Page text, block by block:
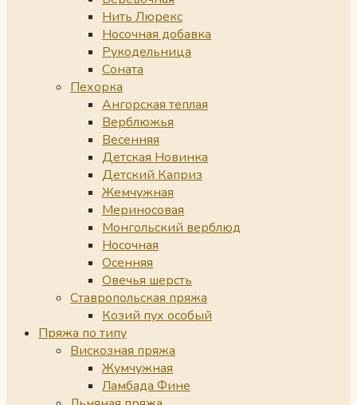
Нить Люрекс
Носочная добавка
Рукодельница
Соната
Пехорка
Ангорская теплая
Верблюжья
Весенняя
Детская Новинка
Детский Каприз
Жемчужная
Мериносовая
Монгольский верблюд
Носочная
Осенняя
Овечья шерсть
Ставропольская пряжа
Козий пух особый
Пряжа по типу
Вискозная пряжа
Жумчужная
Ламбада Фине